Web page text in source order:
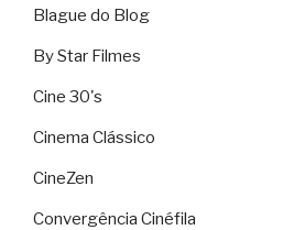
Blague do Blog
By Star Filmes
Cine 30's
Cinema Clássico
CineZen
Convergência Cinéfila